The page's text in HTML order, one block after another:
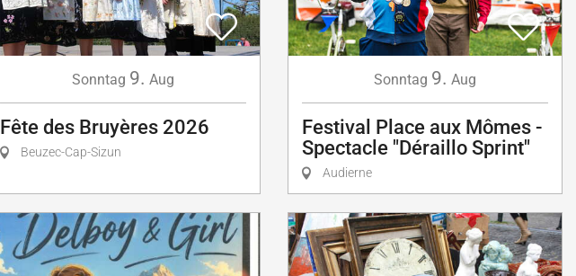
Sonntag 9. Aug
Fête des Bruyères 2026
Beuzec-Cap-Sizun
Sonntag 9. Aug
Festival Place aux Mômes -
Spectacle "Déraillo Sprint"
Audierne